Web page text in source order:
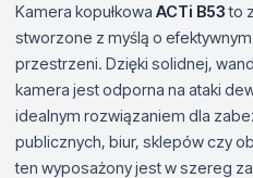
Kamera kopułkowa ACTi B53to
stworzone z myślą o
przestrzeni. Dzięki solidnej,
kamera jest odporna na ataki
idealnym rozwiązaniem dla
publicznych, biur, sklepów czy
ten wyposażony jest w szereg